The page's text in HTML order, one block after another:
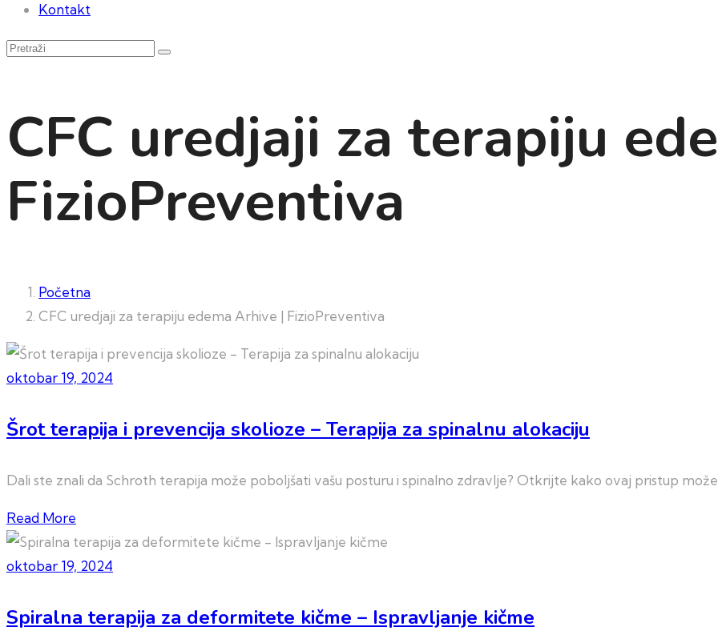
Kontakt
CFC uredjaji za terapiju
FizioPreventiva
Početna
CFC uredjaji za terapiju edema Arhive | FizioPreventiva
oktobar 19, 2024
Šrot terapija i prevencija skolioze – Terapija za spinalnu alokaciju
Dali ste znali da Schroth terapija može poboljšati vašu posturu i spinalno zdravlje? Otkrijte kako ovaj pristup
Read More
oktobar 19, 2024
Spiralna terapija za deformitete kičme – Ispravljanje kičme